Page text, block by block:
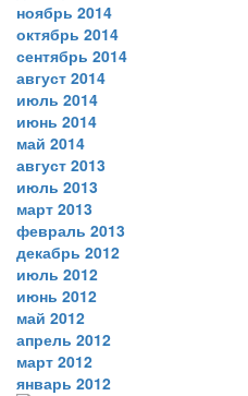
ноябрь 2014
октябрь 2014
сентябрь 2014
август 2014
июль 2014
июнь 2014
май 2014
август 2013
июль 2013
март 2013
февраль 2013
декабрь 2012
июль 2012
июнь 2012
май 2012
апрель 2012
март 2012
январь 2012